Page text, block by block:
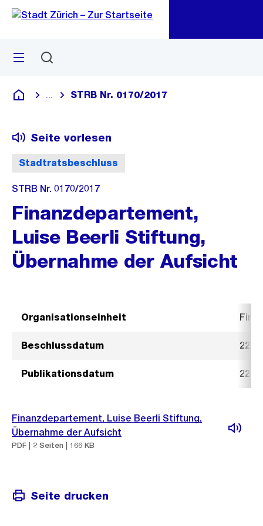
Navigation
Sprunglink
Menü
Deutsch
Blende alle Breadcrumbs ein
STRB Nr. 0170/2017
Stadtratsbeschluss
Seite vorlesen
STRB Nr. 0170/2017
Finanzdepartement,
Luise Beerli Stiftung,
Übernahme der Aufsicht
Organisationseinheit
Beschlussdatum 22.
Publikationsdatum 22.
Finanzdepartement, Luise Beerli Stiftung,
Übernahme der Aufsicht
PDF | 2 Seiten | 166 KB
Seite drucken